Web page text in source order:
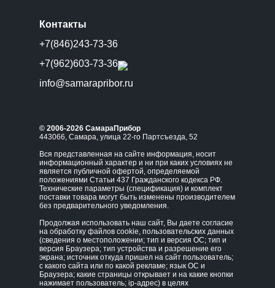
Контакты
+7(846)243-73-36
+7(962)603-73-36
info@samarapribor.ru
© 2006-2026 СамараПрибор
443066, Самара, улица 22-го Партсъезда, 52
Вся представленная на сайте информация, носит
информационный характер и ни при каких условиях не
является публичной офертой, определяемой
положениями Статьи 437 Гражданского кодекса РФ.
Технические параметры (спецификация) и комплект
поставки товара могут быть изменены производителем
без предварительного уведомления.
Продолжая использовать наш сайт, Вы даете согласие
на обработку файлов cookie, пользовательских данных
(сведения о местоположении; тип и версия ОС; тип и
версия Браузера; тип устройства и разрешение его
экрана; источник откуда пришел на сайт пользователь;
с какого сайта или по какой рекламе; язык ОС и
Браузера; какие страницы открывает и на какие кнопки
нажимает пользователь; ip-адрес) в целях